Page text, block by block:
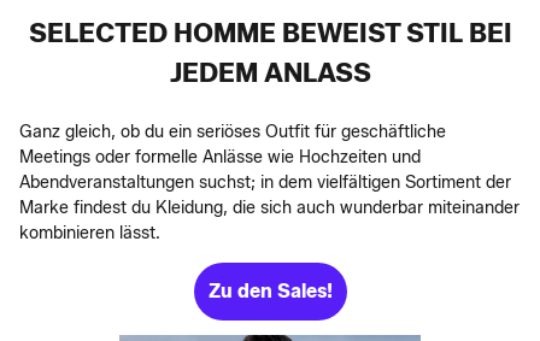
SELECTED HOMME BEWEIST STIL BEI
JEDEM ANLASS
Ganz gleich, ob du ein seriöses Outfit für geschäftliche
Meetings oder formelle Anlässe wie Hochzeiten und
Abendveranstaltungen suchst; in dem vielfältigen Sortiment der
Marke findest du Kleidung, die sich auch wunderbar miteinander
kombinieren lässt.
Zu den Sales!